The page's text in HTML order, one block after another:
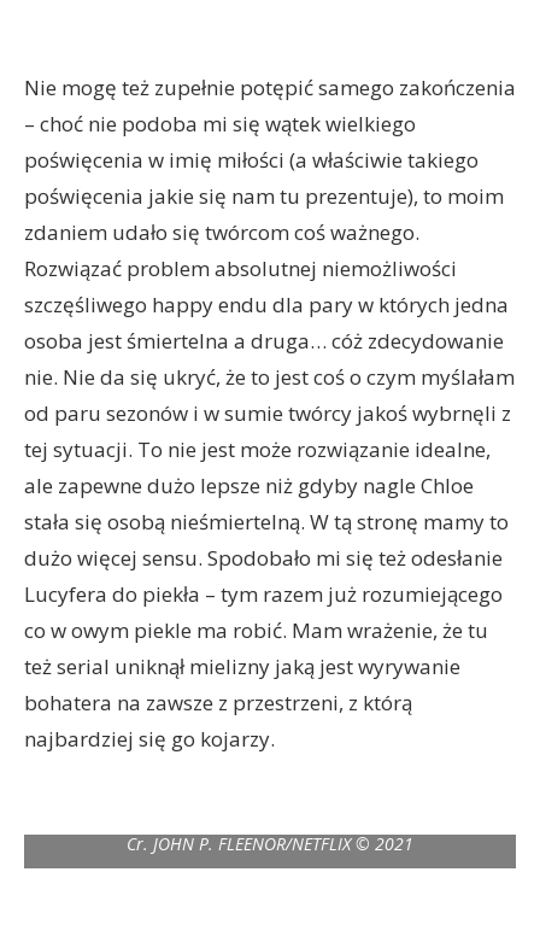
Nie mogę też zupełnie potępić samego zakończenia
– choć nie podoba mi się wątek wielkiego
poświęcenia w imię miłości (a właściwie takiego
poświęcenia jakie się nam tu prezentuje), to moim
zdaniem udało się twórcom coś ważnego.
Rozwiązać problem absolutnej niemożliwości
szczęśliwego happy endu dla pary w których jedna
osoba jest śmiertelna a druga… cóż zdecydowanie
nie. Nie da się ukryć, że to jest coś o czym myślałam
od paru sezonów i w sumie twórcy jakoś wybrnęli z
tej sytuacji. To nie jest może rozwiązanie idealne,
ale zapewne dużo lepsze niż gdyby nagle Chloe
stała się osobą nieśmiertelną. W tą stronę mamy to
dużo więcej sensu. Spodobało mi się też odesłanie
Lucyfera do piekła – tym razem już rozumiejącego
co w owym piekle ma robić. Mam wrażenie, że tu
też serial uniknął mielizny jaką jest wyrywanie
bohatera na zawsze z przestrzeni, z którą
najbardziej się go kojarzy.
Cr. JOHN P. FLEENOR/NETFLIX © 2021